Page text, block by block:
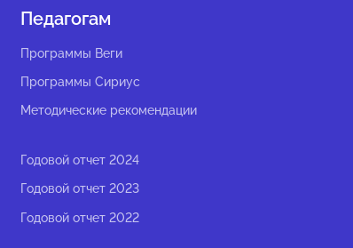
Педагогам
Программы Веги
Программы Сириус
Методические рекомендации
Годовой отчет 2024
Годовой отчет 2023
Годовой отчет 2022